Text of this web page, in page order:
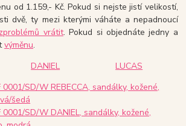
od 1.159,- Kč. Pokud si nejste jistí velikostí,
dvě, ty mezi kterými váháte a nepadnoucí
vrátit. Pokud si objednáte jedny a
výměnu.
DANIEL LUCAS